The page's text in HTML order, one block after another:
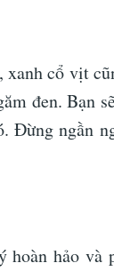
xanh cổ vịt
đen. Bạn
Đừng ngần
hoàn hảo và